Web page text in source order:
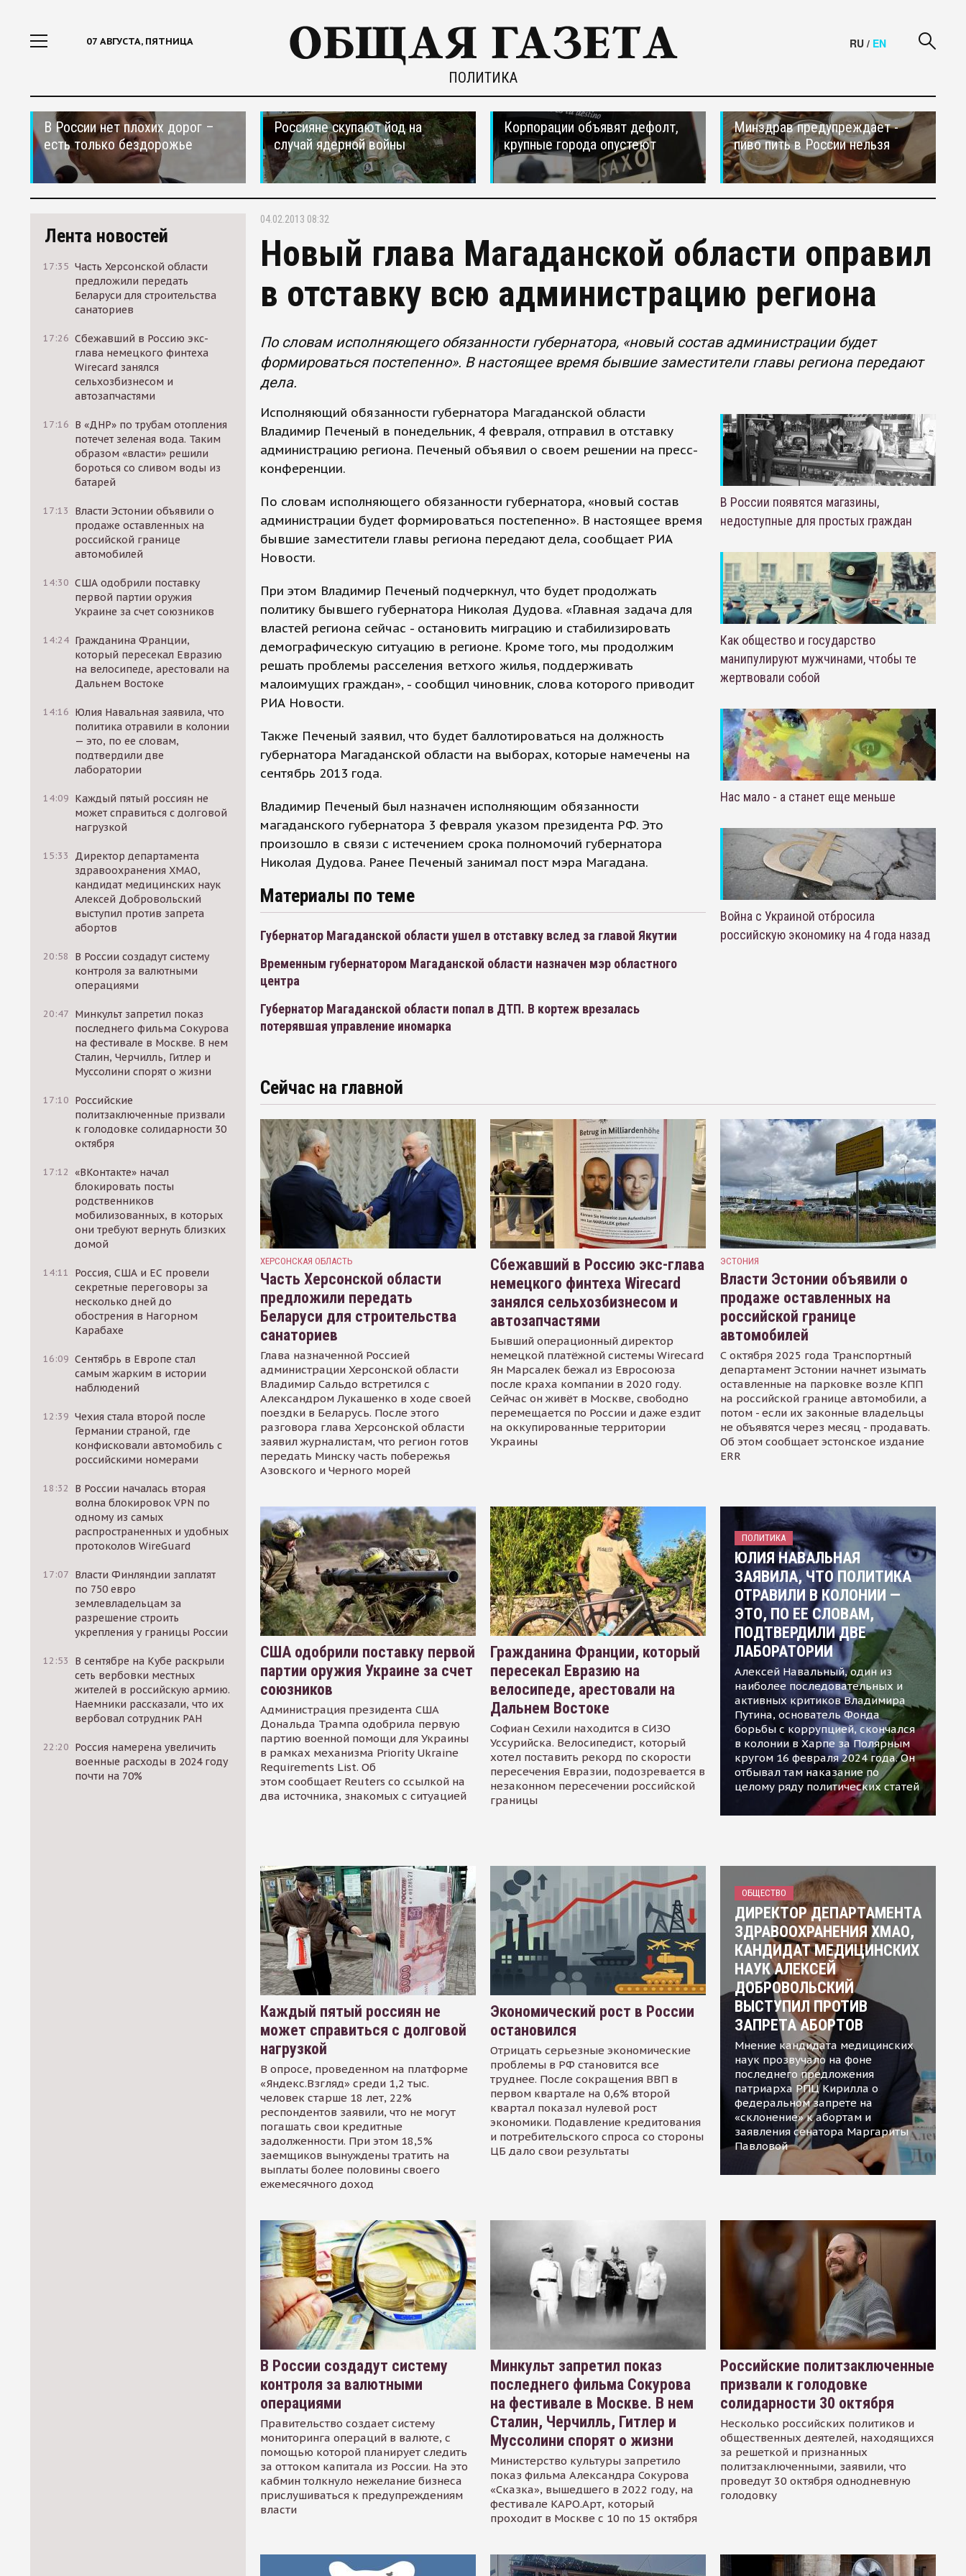
07 АВГУСТА, ПЯТНИЦА
ПОЛИТИКА
RU / EN
В России нет плохих дорог –
есть только бездорожье
Россияне скупают йод на
случай ядерной войны
Корпорации объявят дефолт,
крупные города опустеют
Минздрав предупреждает -
пиво пить в России нельзя
Лента новостей
17:35 Часть Херсонской области
предложили передать
Беларуси для строительства
санаториев
17:26 Сбежавший в Россию экс-
глава немецкого финтеха
Wirecard занялся
сельхозбизнесом и
автозапчастями
17:16 В «ДНР» по трубам отопления
потечет зеленая вода. Таким
образом «власти» решили
бороться со сливом воды из
батарей
17:13
Власти Эстонии объявили о
продаже оставленных на
российской границе
автомобилей
14:30 США одобрили поставку
первой партии оружия
Украине за счет союзников
14:24 Гражданина Франции,
который пересекал Евразию
на велосипеде, арестовали на
Дальнем Востоке
14:16 Юлия Навальная заявила, что
политика отравили в колонии
— это, по ее словам,
подтвердили две
лаборатории
14:09 Каждый пятый россиян не
может справиться с долговой
нагрузкой
15:33
Директор департамента
здравоохранения ХМАО,
кандидат медицинских наук
Алексей Добровольский
выступил против запрета
абортов
20:58
В России создадут систему
контроля за валютными
операциями
20:47 Минкульт запретил показ
последнего фильма Сокурова
на фестивале в Москве. В нем
Сталин, Черчилль, Гитлер и
Муссолини спорят о жизни
17:10 Российские
политзаключенные призвали
к голодовке солидарности 30
октября
17:12 «ВКонтакте» начал
блокировать посты
родственников
мобилизованных, в которых
они требуют вернуть близких
домой
14:11
Россия, США и ЕС провели
секретные переговоры за
несколько дней до
обострения в Нагорном
Карабахе
16:09 Сентябрь в Европе стал
самым жарким в истории
наблюдений
12:39 Чехия стала второй после
Германии страной, где
конфисковали автомобиль с
российскими номерами
18:32
В России началась вторая
волна блокировок VPN по
одному из самых
распространенных и удобных
протоколов WireGuard
17:07 Власти Финляндии заплатят
по 750 евро
землевладельцам за
разрешение строить
укрепления у границы России
12:53
В сентябре на Кубе раскрыли
сеть вербовки местных
жителей в российскую армию.
Наемники рассказали, что их
вербовал сотрудник РАН
22:20 Россия намерена увеличить
военные расходы в 2024 году
почти на 70%
04.02.2013 08:32
Новый глава Магаданской области оправил
в отставку всю администрацию региона
По словам исполняющего обязанности губернатора, «новый состав администрации будет
формироваться постепенно». В настоящее время бывшие заместители главы региона передают
дела.
Исполняющий обязанности губернатора Магаданской области
Владимир Печеный в понедельник, 4 февраля, отправил в отставку
администрацию региона. Печеный объявил о своем решении на пресс-
конференции.
По словам исполняющего обязанности губернатора, «новый состав
администрации будет формироваться постепенно». В настоящее время
бывшие заместители главы региона передают дела, сообщает РИА
Новости.
При этом Владимир Печеный подчеркнул, что будет продолжать
политику бывшего губернатора Николая Дудова. «Главная задача для
властей региона сейчас - остановить миграцию и стабилизировать
демографическую ситуацию в регионе. Кроме того, мы продолжим
решать проблемы расселения ветхого жилья, поддерживать
малоимущих граждан», - сообщил чиновник, слова которого приводит
РИА Новости.
Также Печеный заявил, что будет баллотироваться на должность
губернатора Магаданской области на выборах, которые намечены на
сентябрь 2013 года.
Владимир Печеный был назначен исполняющим обязанности
магаданского губернатора 3 февраля указом президента РФ. Это
произошло в связи с истечением срока полномочий губернатора
Николая Дудова. Ранее Печеный занимал пост мэра Магадана.
Материалы по теме
Губернатор Магаданской области ушел в отставку вслед за главой Якутии
Временным губернатором Магаданской области назначен мэр областного
центра
Губернатор Магаданской области попал в ДТП. В кортеж врезалась
потерявшая управление иномарка
В России появятся магазины,
недоступные для простых граждан
Как общество и государство
манипулируют мужчинами, чтобы те
жертвовали собой
Нас мало - а станет еще меньше
Война с Украиной отбросила
российскую экономику на 4 года назад
Сейчас на главной
ХЕРСОНСКАЯ ОБЛАСТЬ
Часть Херсонской области
предложили передать
Беларуси для строительства
санаториев
Глава назначенной Россией
администрации Херсонской области
Владимир Сальдо встретился с
Александром Лукашенко в ходе своей
поездки в Беларусь. После этого
разговора глава Херсонской области
заявил журналистам, что регион готов
передать Минску часть побережья
Азовского и Черного морей
Сбежавший в Россию экс-глава
немецкого финтеха Wirecard
занялся сельхозбизнесом и
автозапчастями
Бывший операционный директор
немецкой платёжной системы Wirecard
Ян Марсалек бежал из Евросоюза
после краха компании в 2020 году.
Сейчас он живёт в Москве, свободно
перемещается по России и даже ездит
на оккупированные территории
Украины
ЭСТОНИЯ
Власти Эстонии объявили о
продаже оставленных на
российской границе
автомобилей
С октября 2025 года Транспортный
департамент Эстонии начнет изымать
оставленные на парковке возле КПП
на российской границе автомобили, а
потом - если их законные владельцы
не объявятся через месяц - продавать.
Об этом сообщает эстонское издание
ERR
США одобрили поставку первой
партии оружия Украине за счет
союзников
Администрация президента США
Дональда Трампа одобрила первую
партию военной помощи для Украины
в рамках механизма Priority Ukraine
Requirements List. Об
этом сообщает Reuters со ссылкой на
два источника, знакомых с ситуацией
Гражданина Франции, который
пересекал Евразию на
велосипеде, арестовали на
Дальнем Востоке
Софиан Сехили находится в СИЗО
Уссурийска. Велосипедист, который
хотел поставить рекорд по скорости
пересечения Евразии, подозревается в
незаконном пересечении российской
границы
ПОЛИТИКА
ЮЛИЯ НАВАЛЬНАЯ
ЗАЯВИЛА, ЧТО ПОЛИТИКА
ОТРАВИЛИ В КОЛОНИИ —
ЭТО, ПО ЕЕ СЛОВАМ,
ПОДТВЕРДИЛИ ДВЕ
ЛАБОРАТОРИИ
Алексей Навальный, один из
наиболее последовательных и
активных критиков Владимира
Путина, основатель Фонда
борьбы с коррупцией, скончался
в колонии в Харпе за Полярным
кругом 16 февраля 2024 года. Он
отбывал там наказание по
целому ряду политических статей
Каждый пятый россиян не
может справиться с долговой
нагрузкой
В опросе, проведенном на платформе
«Яндекс.Взгляд» среди 1,2 тыс.
человек старше 18 лет, 22%
респондентов заявили, что не могут
погашать свои кредитные
задолженности. При этом 18,5%
заемщиков вынуждены тратить на
выплаты более половины своего
ежемесячного доход
Экономический рост в России
остановился
Отрицать серьезные экономические
проблемы в РФ становится все
труднее. После сокращения ВВП в
первом квартале на 0,6% второй
квартал показал нулевой рост
экономики. Подавление кредитования
и потребительского спроса со стороны
ЦБ дало свои результаты
ОБЩЕСТВО
ДИРЕКТОР ДЕПАРТАМЕНТА
ЗДРАВООХРАНЕНИЯ ХМАО,
КАНДИДАТ МЕДИЦИНСКИХ
НАУК АЛЕКСЕЙ
ДОБРОВОЛЬСКИЙ
ВЫСТУПИЛ ПРОТИВ
ЗАПРЕТА АБОРТОВ
Мнение кандидата медицинских
наук прозвучало на фоне
последнего предложения
патриарха РПЦ Кирилла о
федеральном запрете на
«склонение» к абортам и
заявления сенатора Маргариты
Павловой
В России создадут систему
контроля за валютными
операциями
Правительство создает систему
мониторинга операций в валюте, с
помощью которой планирует следить
за оттоком капитала из России. На это
кабмин толкнуло нежелание бизнеса
прислушиваться к предупреждениям
власти
Минкульт запретил показ
последнего фильма Сокурова
на фестивале в Москве. В нем
Сталин, Черчилль, Гитлер и
Муссолини спорят о жизни
Министерство культуры запретило
показ фильма Александра Сокурова
«Сказка», вышедшего в 2022 году, на
фестивале КАРО.Арт, который
проходит в Москве с 10 по 15 октября
Российские политзаключенные
призвали к голодовке
солидарности 30 октября
Несколько российских политиков и
общественных деятелей, находящихся
за решеткой и признанных
политзаключенными, заявили, что
проведут 30 октября однодневную
голодовку